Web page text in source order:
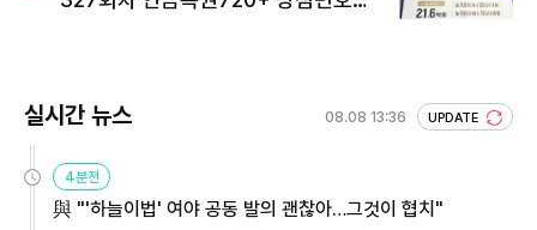
실시간 뉴스 08.08 13:36 UPDATE
4분전
與 "'하늘이법' 여야 공동 발의 괜찮아…그것이 협치"